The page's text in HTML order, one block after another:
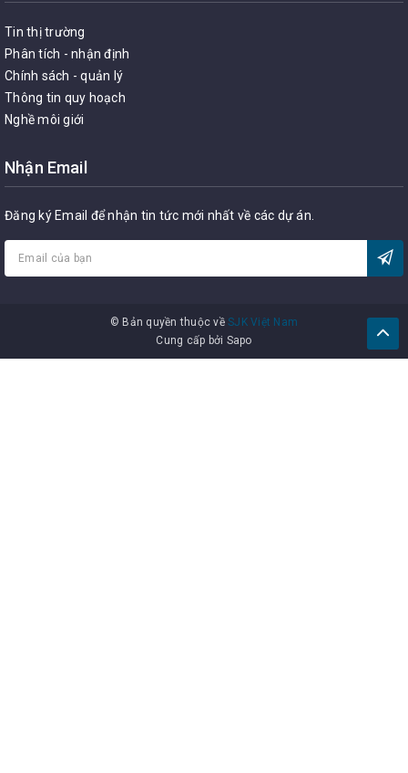
Tin thị trường
Phân tích - nhận định
Chính sách - quản lý
Thông tin quy hoạch
Nghề môi giới
Nhận Email
Đăng ký Email để nhận tin tức mới nhất về các dự án.
© Bản quyền thuộc vềSJK Việt Nam
Cung cấp bởi Sapo